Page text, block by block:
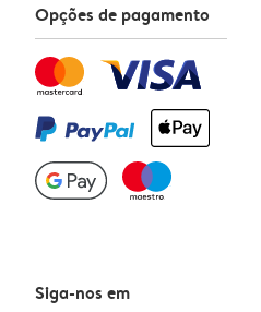
Opções de pagamento
Siga-nos em